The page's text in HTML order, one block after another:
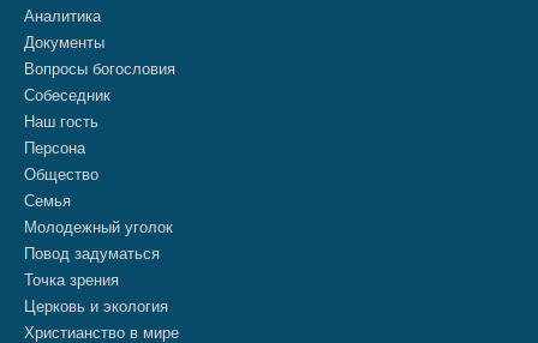
Аналитика
Документы
Вопросы богословия
Собеседник
Наш гость
Персона
Общество
Семья
Молодежный уголок
Повод задуматься
Точка зрения
Церковь и экология
Христианство в мире